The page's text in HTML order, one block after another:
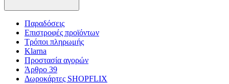
Παραδόσεις
Επιστροφές προϊόντων
Τρόποι πληρωμής
Klarna
Προστασία αγορών
Άρθρο 39
Δωροκάρτες SHOPFLIX